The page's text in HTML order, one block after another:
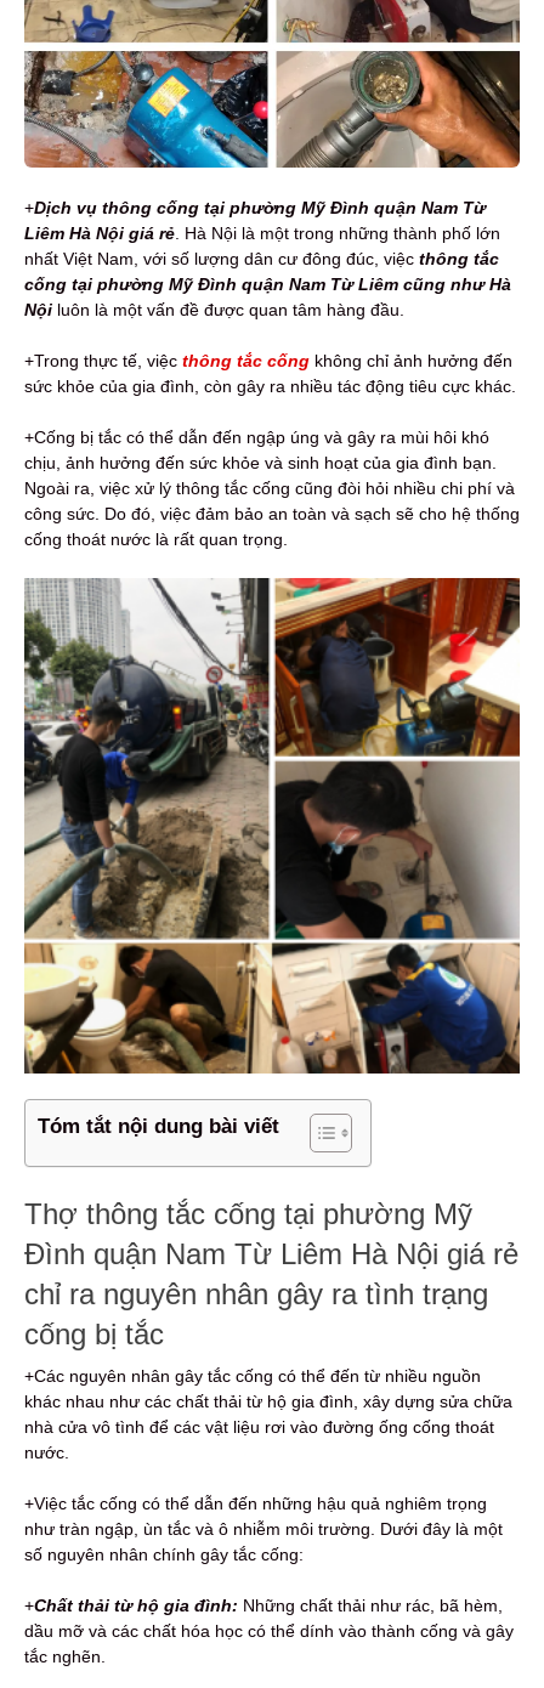
+Dịch vụ thông cống tại phường Mỹ Đình quận Nam Từ
Liêm Hà Nội giá rẻ . Hà Nội là một trong những thành phố lớn
nhất Việt Nam, với số lượng dân cư đông đúc, việc thông tắc
cống tại phường Mỹ Đình quận Nam Từ Liêm cũng như Hà
Nội luôn là một vấn đề được quan tâm hàng đầu.
+Trong thực tế, việc thông tắc cống không chỉ ảnh hưởng đến
sức khỏe của gia đình, còn gây ra nhiều tác động tiêu cực khác.
+Cống bị tắc có thể dẫn đến ngập úng và gây ra mùi hôi khó
chịu, ảnh hưởng đến sức khỏe và sinh hoạt của gia đình bạn.
Ngoài ra, việc xử lý thông tắc cống cũng đòi hỏi nhiều chi phí và
công sức. Do đó, việc đảm bảo an toàn và sạch sẽ cho hệ thống
cống thoát nước là rất quan trọng.
Tóm tắt nội dung bài viết
Thợ thông tắc cống tại phường Mỹ
Đình quận Nam Từ Liêm Hà Nội giá rẻ
chỉ ra nguyên nhân gây ra tình trạng
cống bị tắc
+Các nguyên nhân gây tắc cống có thể đến từ nhiều nguồn
khác nhau như các chất thải từ hộ gia đình, xây dựng sửa chữa
nhà cửa vô tình để các vật liệu rơi vào đường ống cống thoát
nước.
+Việc tắc cống có thể dẫn đến những hậu quả nghiêm trọng
như tràn ngập, ùn tắc và ô nhiễm môi trường. Dưới đây là một
số nguyên nhân chính gây tắc cống:
+Chất thải từ hộ gia đình: Những chất thải như rác, bã hèm,
dầu mỡ và các chất hóa học có thể dính vào thành cống và gây
tắc nghẽn.